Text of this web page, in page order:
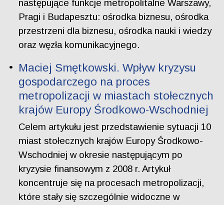
następujące funkcje metropolitalne Warszawy,
Pragi i Budapesztu: ośrodka biznesu, ośrodka
przestrzeni dla biznesu, ośrodka nauki i wiedzy
oraz węzła komunikacyjnego.
Maciej Smętkowski. Wpływ kryzysu
gospodarczego na proces
metropolizacji w miastach stołecznych
krajów Europy Środkowo-Wschodniej
Celem artykułu jest przedstawienie sytuacji 10
miast stołecznych krajów Europy Środkowo-
Wschodniej w okresie następującym po
kryzysie finansowym z 2008 r. Artykuł
koncentruje się na procesach metropolizacji,
które stały się szczególnie widoczne w